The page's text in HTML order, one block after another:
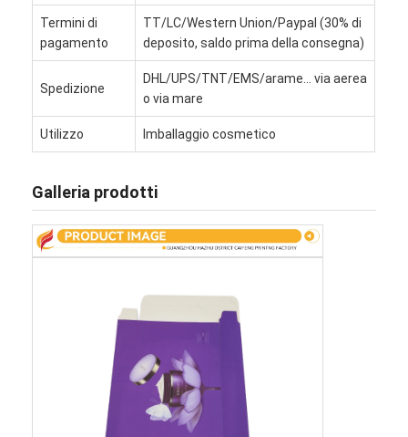
Visita alla fabbrica
Controllo di qualità
Contattaci
Notizie
Scatola d'imballaggio cosmetica
Scatola di imballaggio elettronica
borse di carta del regalo
Contenitore di regalo rigido
scatola di carta pieghevole
Termini di
pagamento
TT/LC/Western Union/Paypal (30% di
deposito, saldo prima della consegna)
Spedizione
DHL/UPS/TNT/EMS/arame... via aerea
o via mare
Utilizzo Imballaggio cosmetico
Galleria prodotti